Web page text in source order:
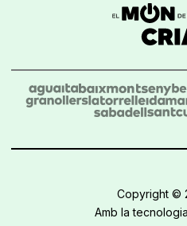
Copyright ©
Amb la